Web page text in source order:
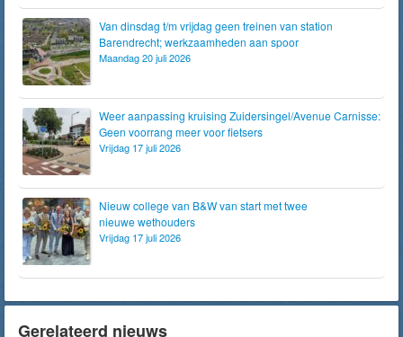
Van dinsdag t/m vrijdag geen treinen van station
Barendrecht; werkzaamheden aan spoor
Maandag 20 juli 2026
Weer aanpassing kruising Zuidersingel/Avenue Carnisse:
Geen voorrang meer voor fietsers
Vrijdag 17 juli 2026
Nieuw college van B&W van start met twee
nieuwe wethouders
Vrijdag 17 juli 2026
Gerelateerd nieuws